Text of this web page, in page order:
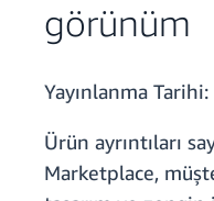
görünüm
Yayınlanma Tarihi:
Ürün ayrıntıları
Marketplace,